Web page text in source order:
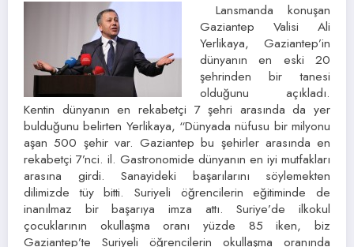
Lansmanda konuşan
Gaziantep Valisi Ali
Yerlikaya, Gaziantep’in
dünyanın en eski 20
şehrinden bir tanesi
olduğunu açıkladı.
Kentin dünyanın en rekabetçi 7 şehri arasında da yer
bulduğunu belirten Yerlikaya, “Dünyada nüfusu bir milyonu
aşan 500 şehir var. Gaziantep bu şehirler arasında en
rekabetçi 7’nci. il. Gastronomide dünyanın en iyi mutfakları
arasına girdi. Sanayideki başarılarını söylemekten
dilimizde tüy bitti. Suriyeli öğrencilerin eğitiminde de
inanılmaz bir başarıya imza attı. Suriye’de ilkokul
çocuklarının okullaşma oranı yüzde 85 iken, biz
Gaziantep’te Suriyeli öğrencilerin okullaşma oranında